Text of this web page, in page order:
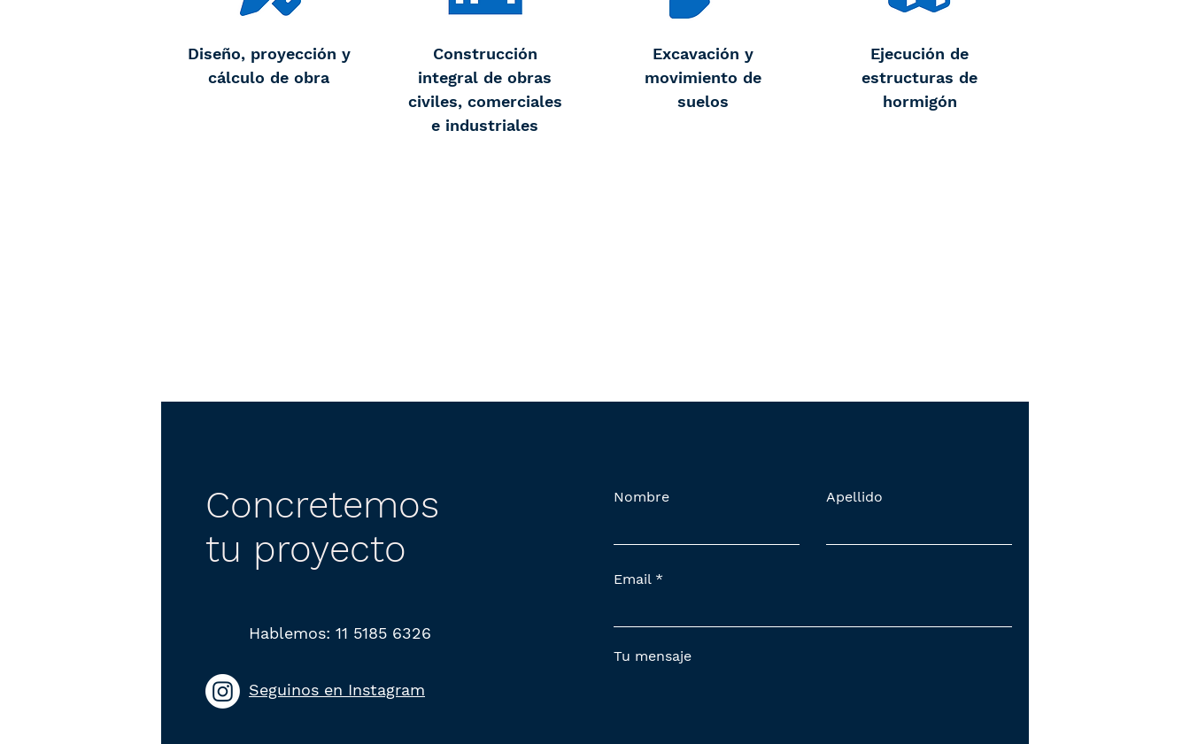
Diseño, proyección y
cálculo de obra
Construcción
integral de obras
civiles, comerciales
e industriales
Excavación y
movimiento de
suelos
Ejecución de
estructuras de
hormigón
Concretemos
tu proyecto
Hablemos: 11 5185 6326
Seguinos en Instagram
Nombre Apellido
Email
Tu mensaje